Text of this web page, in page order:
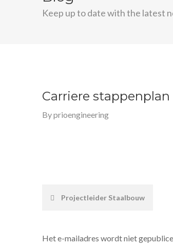
Keep up to date with the latest
Carriere
Byprioengineering
PostProjectleider Staalbouw
Het e-mailadres wordt niet